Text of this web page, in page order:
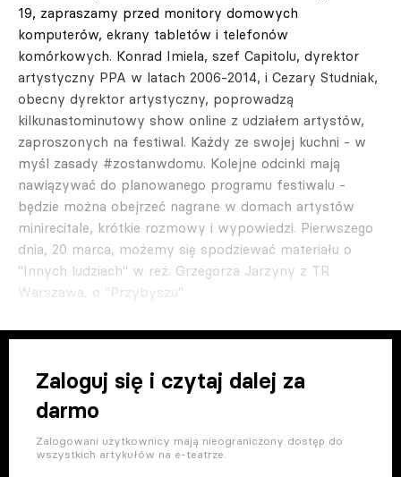
19, zapraszamy przed monitory domowych
komputerów, ekrany tabletów i telefonów
komórkowych. Konrad Imiela, szef Capitolu, dyrektor
artystyczny PPA w latach 2006-2014, i Cezary Studniak,
obecny dyrektor artystyczny, poprowadzą
kilkunastominutowy show online z udziałem artystów,
zaproszonych na festiwal. Każdy ze swojej kuchni - w
myśl zasady #zostanwdomu. Kolejne odcinki mają
nawiązywać do planowanego programu festiwalu -
będzie można obejrzeć nagrane w domach artystów
minirecitale, krótkie rozmowy i wypowiedzi. Pierwszego
dnia, 20 marca, możemy się spodziewać materiału o
"Innych ludziach" w reż. Grzegorza Jarzyny z TR
Warszawa, o "Przybyszu"
Zaloguj się i czytaj dalej za
darmo
Zalogowani użytkownicy mają nieograniczony dostęp do
wszystkich artykułów na e-teatrze.